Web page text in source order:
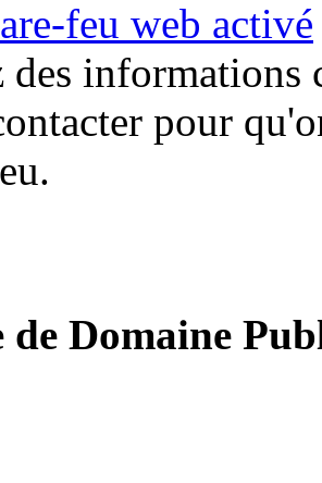
feu web activé
des informations
pour
Domaine